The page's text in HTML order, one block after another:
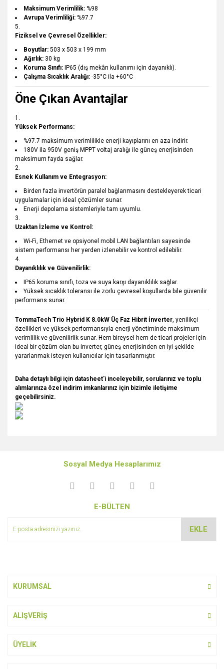
Maksimum Verimlilik: %98
Avrupa Verimliliği: %97.7
Fiziksel ve Çevresel Özellikler:
Boyutlar: 503 x 503 x 199 mm
Ağırlık: 30 kg
Koruma Sınıfı: IP65 (dış mekân kullanımı için dayanıklı).
Çalışma Sıcaklık Aralığı: -35°C ila +60°C
Öne Çıkan Avantajlar
Yüksek Performans:
%97.7 maksimum verimlilikle enerji kayıplarını en aza indirir.
180V ila 950V geniş MPPT voltaj aralığı ile güneş enerjisinden
maksimum fayda sağlar.
Esnek Kullanım ve Entegrasyon:
Birden fazla invertörün paralel bağlanmasını destekleyerek ticari
uygulamalar için ideal çözümler sunar.
Enerji depolama sistemleriyle tam uyumlu.
Uzaktan İzleme ve Kontrol:
Wi-Fi, Ethernet ve opsiyonel mobil LAN bağlantıları sayesinde
sistem performansı her yerden izlenebilir ve kontrol edilebilir.
Dayanıklılık ve Güvenilirlik:
IP65 koruma sınıfı, toza ve suya karşı dayanıklılık sağlar.
Yüksek sıcaklık toleransı ile zorlu çevresel koşullarda bile güvenilir
performans sunar.
TommaTech Trio Hybrid K 8.0kW Üç Faz Hibrit İnverter, yenilikçi
özellikleri ve yüksek performansıyla enerji yönetiminde maksimum
verimlilik ve güvenilirlik sunar. Hem bireysel hem de ticari projeler için
ideal bir çözüm olan bu inverter, güneş enerjisinden en iyi şekilde
yararlanmak isteyen kullanıcılar için tasarlanmıştır​.
Daha detaylı bilgi için datasheet'i inceleyebilir, sorularınız ve toplu
alımlarınıza özel indirim imkanlarınız için bizimle iletişime
geçebilirsiniz.
kullanarak tarafımıza iletebilirsiniz.
Görüş ve önerileriniz için teşekkür ederiz.
Ürün açıklamasında eksik bilgiler bulunuyor.
Sosyal Medya Hesaplarımız
E-BÜLTEN
EKLE
KURUMSAL
ALIŞVERİŞ
ÜYELİK